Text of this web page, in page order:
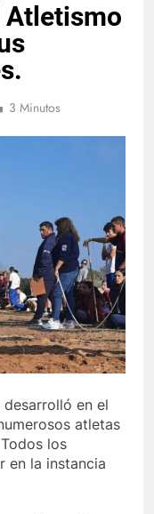
Atletismo
3 Minutos
en el
atletas
los
en la instancia